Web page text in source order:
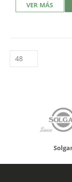
VER MÁS